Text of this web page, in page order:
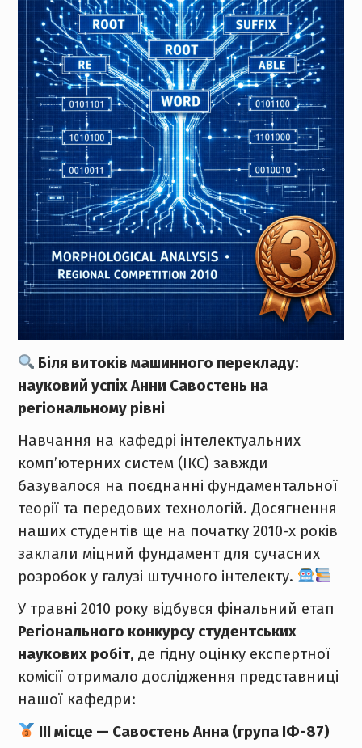
Біля витоків машинного перекладу:
науковий успіх Анни Савостень на
регіональному рівні
Навчання на кафедрі інтелектуальних
комп’ютерних систем (ІКС) завжди
базувалося на поєднанні фундаментальної
теорії та передових технологій. Досягнення
наших студентів ще на початку 2010-х років
заклали міцний фундамент для сучасних
розробок у галузі штучного інтелекту.
У травні 2010 року відбувся фінальний етап
Регіонального конкурсу студентських
наукових робіт, де гідну оцінку експертної
комісії отримало дослідження представниці
нашої кафедри:
ІІІ місце — Савостень Анна (група ІФ-87)